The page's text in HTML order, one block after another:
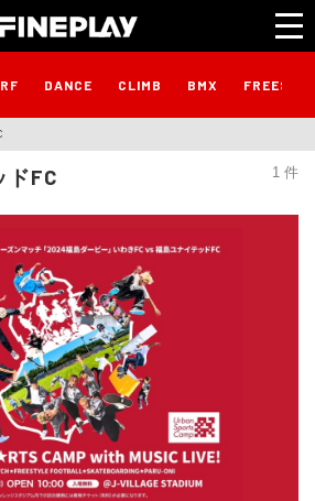
DANCE CLIMB BMX
1 件
ドFC